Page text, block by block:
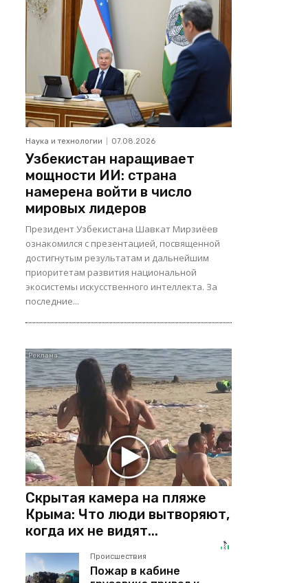
Наука и технологии 07.08.2026
Узбекистан наращивает
мощности ИИ: страна
намерена войти в число
мировых лидеров
Президент Узбекистана Шавкат Мирзиёев
ознакомился с презентацией, посвященной
достигнутым результатам и дальнейшим
приоритетам развития национальной
экосистемы искусственного интеллекта. За
последние...
Скрытая камера на пляже
Крыма: Что люди вытворяют,
когда их не видят...
Происшествия
Пожар в кабине